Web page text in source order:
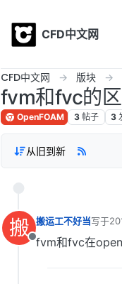
CFD中文网
CFD中文网 版块
fvm和fvc的区
OpenFOAM 3 帖子 3
从旧到新
搬
离线
搬运工不好当写于
最后由
fvm和fvc在